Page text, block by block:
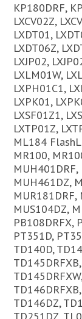
KP180DRF,
LXCV02Z,
LXDT01,
LXDT06Z,
LXJP02,
LXLM01W,
LXPH01C1,
LXPK01,
LXSF01Z1,
LXTP01Z,
ML184
MR100,
MUH461DZ,
MUR181DRF,
MUS104DZ,
PB108DRFX,
PT351D,
TD140D,
TD146DZ,